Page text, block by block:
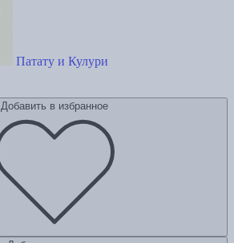
Патату и Кулури
Добавить в избранное